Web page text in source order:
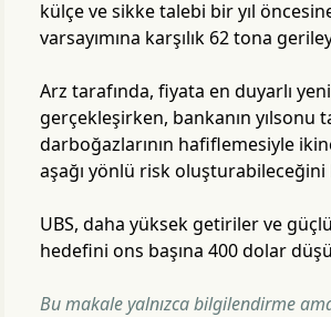
külçe ve sikke talebi bir yıl
varsayımına karşılık 62 tona
Arz tarafında, fiyata en duyarlı
gerçekleşirken, bankanın yılsonu
darboğazlarının hafiflemesiyle
aşağı yönlü risk
UBS, daha yüksek getiriler ve
hedefini ons başına 400 dolar
Bu makale yalnızca bilgilendirme